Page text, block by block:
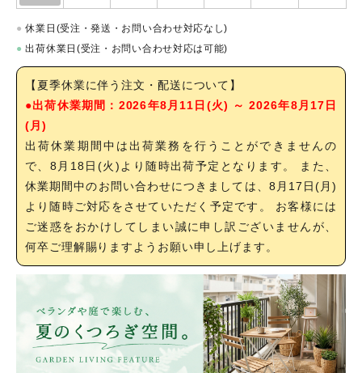
● 休業日(受注・発送・お問い合わせ対応なし)
● 出荷休業日(受注・お問い合わせ対応は可能)
【夏季休業に伴う注文・配送について】
●出荷休業期間：2026年8月11日(火) ～ 2026年8月17日
(月)
出荷休業期間中は出荷業務を行うことができませんの
で、8月18日(火)より随時出荷予定となります。 また、
休業期間中のお問い合わせにつきましては、8月17日(月)
より随時ご対応をさせていただく予定です。 お客様には
ご迷惑をおかけしてしまい誠に申し訳ございませんが、
何卒ご理解賜りますようお願い申し上げます。